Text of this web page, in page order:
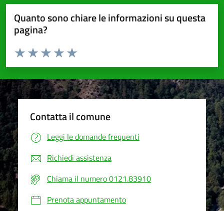
Quanto sono chiare le informazioni su questa
pagina?
Valuta da 1 a 5 stelle la pagina
Valuta 5 stelle su 5
Valuta 4 stelle su 5
Valuta 3 stelle su 5
Valuta 2 stelle su 5
Valuta 1 stelle su 5
Contatta il comune
Leggi le domande frequenti
Richiedi assistenza
Chiama il numero 0121.83910
Prenota appuntamento